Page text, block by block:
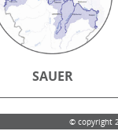
SAUER
© copyright